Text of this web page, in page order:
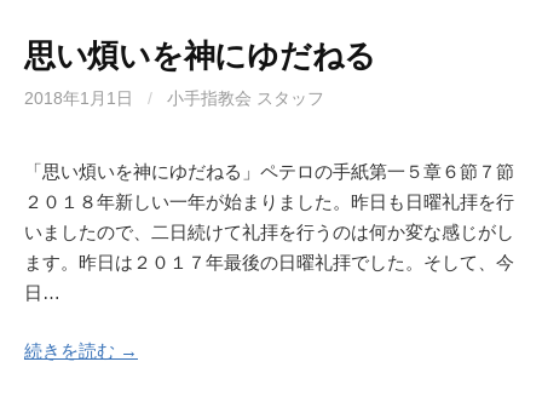
思い煩いを神にゆだねる
2018年1月1日 / 小手指教会 スタッフ
「思い煩いを神にゆだねる」ペテロの手紙第一５章６節７節
２０１８年新しい一年が始まりました。昨日も日曜礼拝を行
いましたので、二日続けて礼拝を行うのは何か変な感じがし
ます。昨日は２０１７年最後の日曜礼拝でした。そして、今
日…
続きを読む →